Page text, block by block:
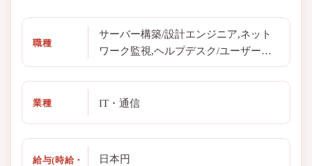
職種
サーバー構築/設計エンジニア,ネット
ワーク監視,ヘルプデスク/ユーザーサ
ポート
業種 IT・通信
給与(時給・
日本円